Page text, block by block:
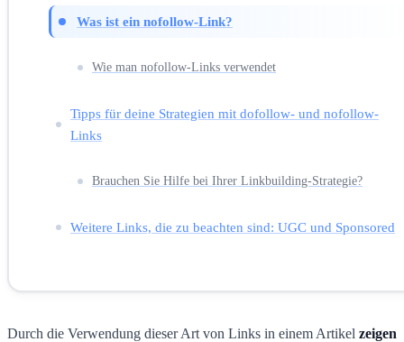
Was ist ein nofollow-Link?
Wie man nofollow-Links verwendet
Tipps für deine Strategien mit dofollow- und nofollow-
Links
Brauchen Sie Hilfe bei Ihrer Linkbuilding-Strategie?
Weitere Links, die zu beachten sind: UGC und Sponsored
Durch die Verwendung dieser Art von Links in einem Artikel zeigen